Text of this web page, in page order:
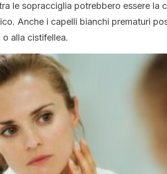
le sopracciglia potrebbero essere la
Anche i capelli bianchi prematuri
alla cistifellea.